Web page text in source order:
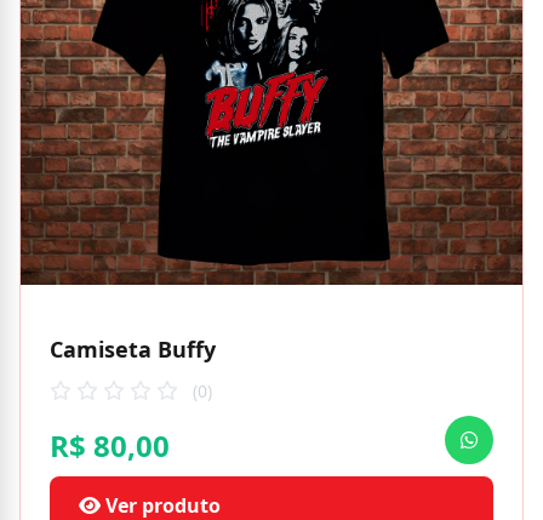
Camiseta Buffy
(0)
R$ 80,00
Ver produto